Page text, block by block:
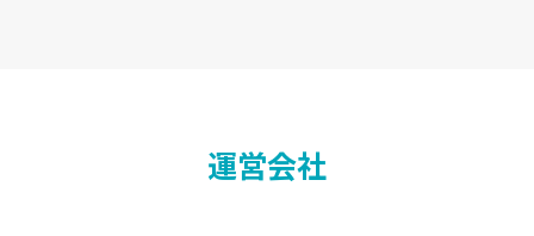
運営会社